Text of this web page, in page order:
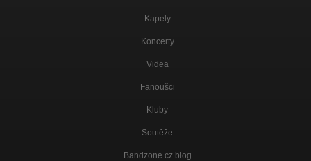
Kapely
Koncerty
Videa
Fanoušci
Kluby
Soutěže
Bandzone.cz blog